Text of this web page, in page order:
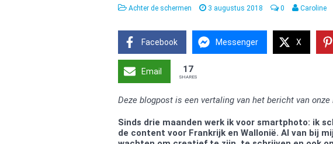
Achter de schermen 3 augustus 2018 0 Caroline
Facebook Messenger X
Email 17
SHARES
Deze blogpost is een vertaling van het bericht van
Sinds drie maanden werk ik voor smartphoto: ik
de content voor Frankrijk en Wallonië. Al van bij